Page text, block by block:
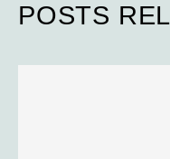
POSTS